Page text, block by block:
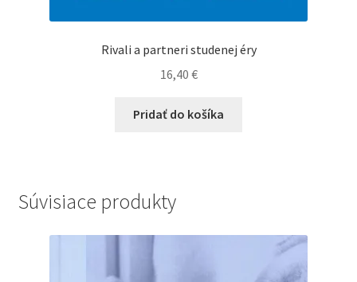
Rivali a partneri studenej éry
16,40 €
Pridať do košíka
Súvisiace produkty